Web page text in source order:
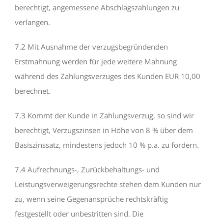
berechtigt, angemessene Abschlagszahlungen zu
verlangen.
7.2 Mit Ausnahme der verzugsbegründenden
Erstmahnung werden für jede weitere Mahnung
während des Zahlungsverzuges des Kunden EUR 10,00
berechnet.
7.3 Kommt der Kunde in Zahlungsverzug, so sind wir
berechtigt, Verzugszinsen in Höhe von 8 % über dem
Basiszinssatz, mindestens jedoch 10 % p.a. zu fordern.
7.4 Aufrechnungs-, Zurückbehaltungs- und
Leistungsverweigerungsrechte stehen dem Kunden nur
zu, wenn seine Gegenansprüche rechtskräftig
festgestellt oder unbestritten sind. Die